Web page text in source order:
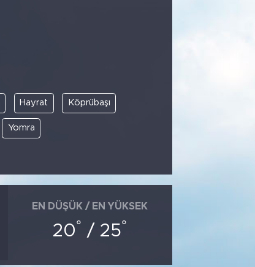
Hayrat Köprübaşı
Yomra
EN DÜŞÜK / EN YÜKSEK
20° / 25°